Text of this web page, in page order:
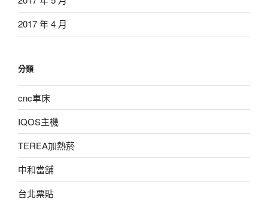
2017 年 4 月
分類
cnc車床
IQOS主機
TEREA加熱菸
中和當舖
台北票貼